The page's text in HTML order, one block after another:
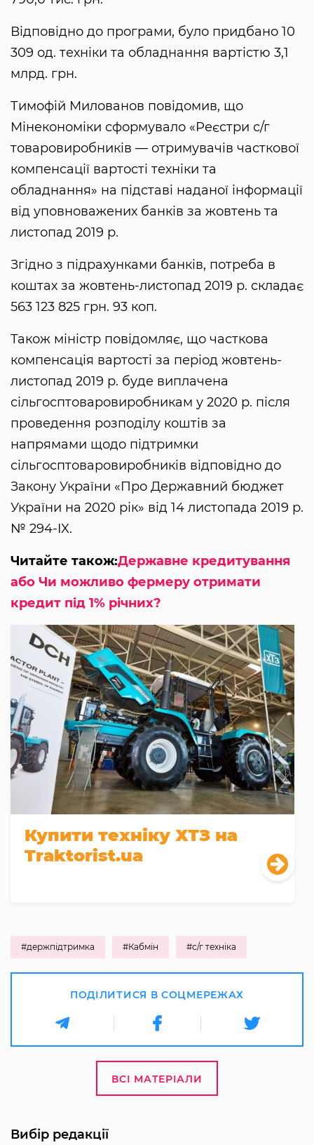
Відповідно до програми, було придбано 10
309 од. техніки та обладнання вартістю 3,1
млрд. грн.
Тимофій Милованов повідомив, що
Мінекономіки сформувало «Реєстри с/г
товаровиробників — отримувачів часткової
компенсації вартості техніки та
обладнання» на підставі наданої інформації
від уповноважених банків за жовтень та
листопад 2019 р.
Згідно з підрахунками банків, потреба в
коштах за жовтень-листопад 2019 р. складає
563 123 825 грн. 93 коп.
Також міністр повідомляє, що часткова
компенсація вартості за період жовтень-
листопад 2019 р. буде виплачена
сільгосптоваровиробникам у 2020 р. після
проведення розподілу коштів за
напрямами щодо підтримки
сільгосптоваровиробників відповідно до
Закону України «Про Державний бюджет
України на 2020 рік» від 14 листопада 2019 р.
№ 294-IX.
Читайте також:Державне кредитування
або Чи можливо фермеру отримати
кредит під 1% річних?
Купити техніку ХТЗ на
Traktorist.ua
#держпідтримка #Кабмін #с/г техніка
ПОДІЛИТИСЯ В СОЦМЕРЕЖАХ
ВСІ МАТЕРІАЛИ
Вибір редакції